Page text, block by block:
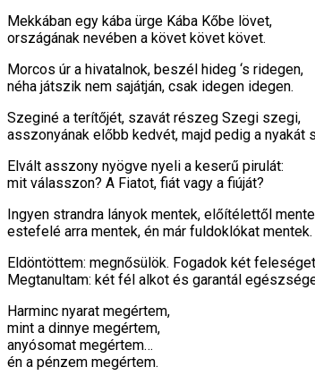
Mekkában egy kába ürge Kába Kőbe lövet,
országának nevében a követ követ követ.
Morcos úr a hivatalnok, beszél hideg ‘s ridegen,
néha játszik nem sajátján, csak idegen idegen.
Szeginé a terítőjét, szavát részeg Szegi szegi,
asszonyának előbb kedvét, majd pedig a nyakát
Elvált asszony nyögve nyeli a keserű pirulát:
mit válasszon? A Fiatot, fiát vagy a fiúját?
Ingyen strandra lányok mentek, előítélettől
estefelé arra mentek, én már fuldoklókat mentek.
Eldöntöttem: megnősülök. Fogadok két
Megtanultam: két fél alkot és garantál
Harminc nyarat megértem,
mint a dinnye megértem,
anyósomat megértem…
én a pénzem megértem.